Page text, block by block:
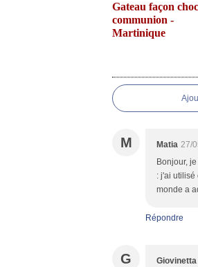
Gateau façon
communion -
Martinique
M Matia 27/
Bonjour,
: j'ai utilisé
monde a
Répondre
G Giovinetta